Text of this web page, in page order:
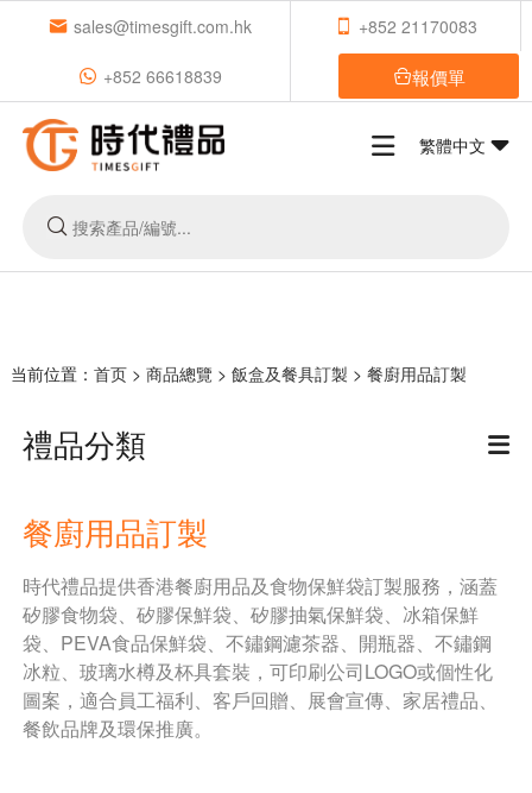
sales@timesgift.com.hk +852 21170083
+852 66618839 報價單
繁體中文
当前位置： 首页> 商品總覽 > 飯盒及餐具訂製 > 餐廚用品訂製
禮品分類
餐廚用品訂製
時代禮品提供香港餐廚用品及食物保鮮袋訂製服務，涵蓋
矽膠食物袋、矽膠保鮮袋、矽膠抽氣保鮮袋、冰箱保鮮
袋、PEVA食品保鮮袋、不鏽鋼濾茶器、開瓶器、不鏽鋼
冰粒、玻璃水樽及杯具套裝，可印刷公司LOGO或個性化
圖案，適合員工福利、客戶回贈、展會宣傳、家居禮品、
餐飲品牌及環保推廣。